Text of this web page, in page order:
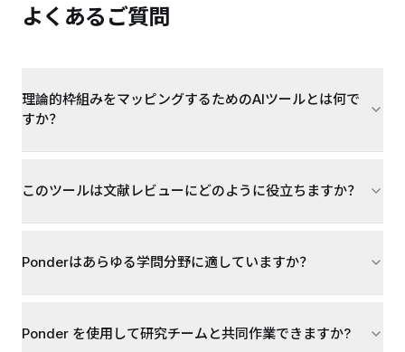
よくあるご質問
理論的枠組みをマッピングするためのAIツールとは何で
すか？
このツールは文献レビューにどのように役立ちますか？
Ponderはあらゆる学問分野に適していますか？
Ponder を使用して研究チームと共同作業できますか?